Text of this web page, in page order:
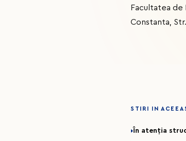
Facultatea de
Constanta,
STIRI IN
În atenția